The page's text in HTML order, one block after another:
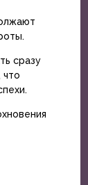
сразу
что